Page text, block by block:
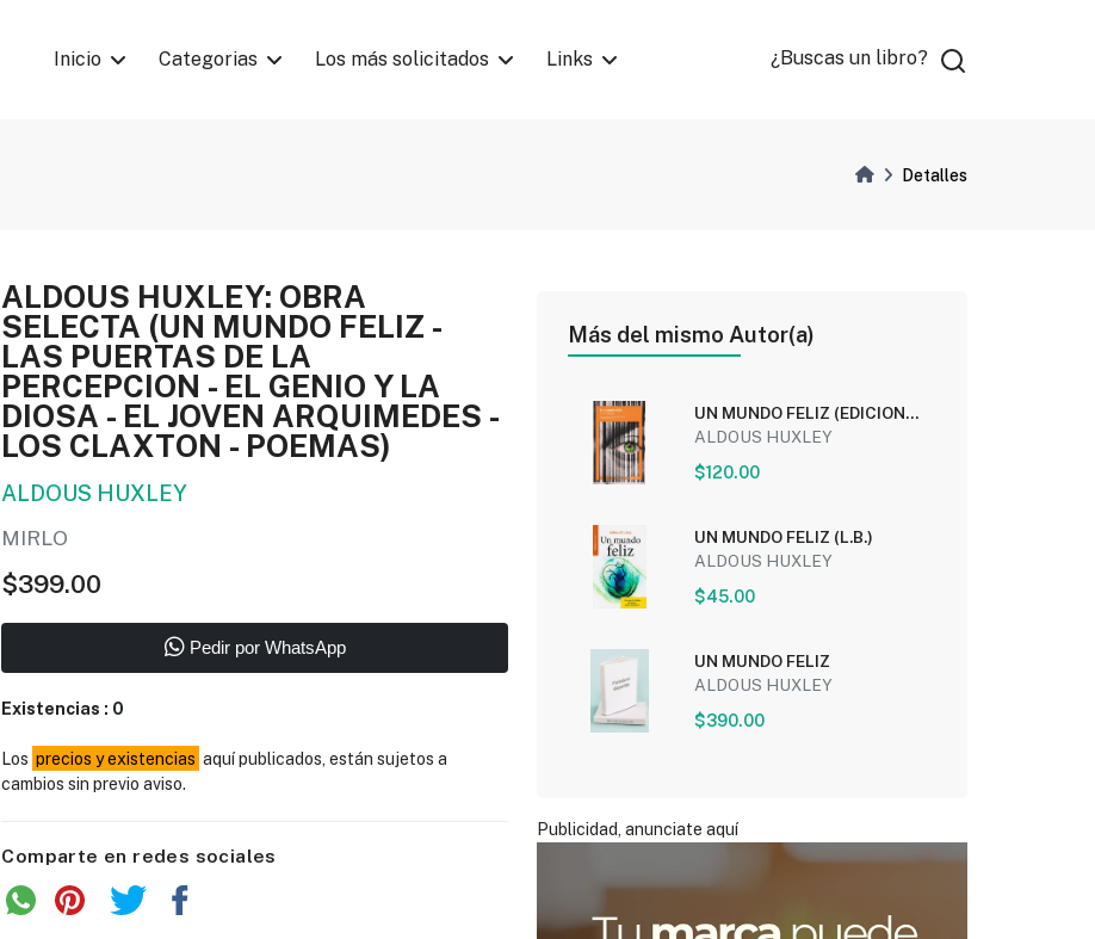
Inicio Categorias Los más solicitados Links ¿Buscas un libro?
Detalles
ALDOUS HUXLEY: OBRA
SELECTA (UN MUNDO FELIZ -
LAS PUERTAS DE LA
PERCEPCION - EL GENIO Y LA
DIOSA - EL JOVEN ARQUIMEDES -
LOS CLAXTON - POEMAS)
ALDOUS HUXLEY
MIRLO
$399.00
Pedir por WhatsApp
Existencias : 0
Los precios y existencias aquí publicados, están sujetos a
cambios sin previo aviso.
Comparte en redes sociales
Más del mismo Autor(a)
UN MUNDO FELIZ (EDICION
INTEGRA)
ALDOUS HUXLEY
$120.00
UN MUNDO FELIZ (L.B.)
ALDOUS HUXLEY
$45.00
UN MUNDO FELIZ
ALDOUS HUXLEY
$390.00
Publicidad, anunciate aquí